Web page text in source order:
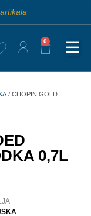
0
/ CHOPIN GOLD
0,7L